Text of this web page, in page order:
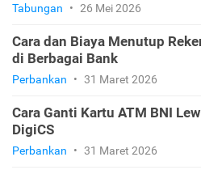
Tabungan • 26 Mei 2026
Cara dan Biaya Menutup
di Berbagai Bank
Perbankan • 31 Maret 2026
Cara Ganti Kartu ATM BNI
DigiCS
Perbankan • 31 Maret 2026